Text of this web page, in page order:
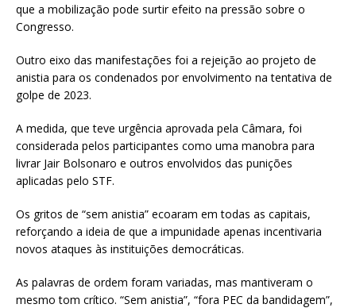
que a mobilização pode surtir efeito na pressão sobre o
Congresso.
Outro eixo das manifestações foi a rejeição ao projeto de
anistia para os condenados por envolvimento na tentativa de
golpe de 2023.
A medida, que teve urgência aprovada pela Câmara, foi
considerada pelos participantes como uma manobra para
livrar Jair Bolsonaro e outros envolvidos das punições
aplicadas pelo STF.
Os gritos de “sem anistia” ecoaram em todas as capitais,
reforçando a ideia de que a impunidade apenas incentivaria
novos ataques às instituições democráticas.
As palavras de ordem foram variadas, mas mantiveram o
mesmo tom crítico. “Sem anistia”, “fora PEC da bandidagem”,